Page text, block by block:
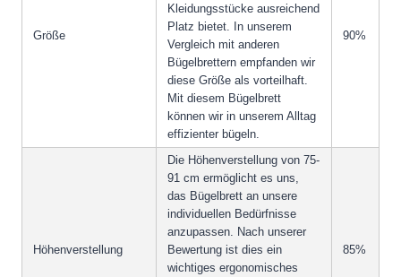
Größe
Kleidungsstücke ausreichend
Platz bietet. In unserem
Vergleich mit anderen
Bügelbrettern empfanden wir
diese Größe als vorteilhaft.
Mit diesem Bügelbrett
können wir in unserem Alltag
effizienter bügeln.
90%
Höhenverstellung
Die Höhenverstellung von 75-
91 cm ermöglicht es uns,
das Bügelbrett an unsere
individuellen Bedürfnisse
anzupassen. Nach unserer
Bewertung ist dies ein
wichtiges ergonomisches
85%